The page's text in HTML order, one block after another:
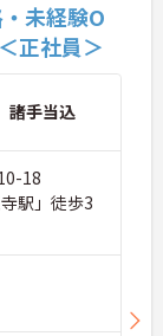
未経験O
正社員＞
手当込
18
駅」徒歩3